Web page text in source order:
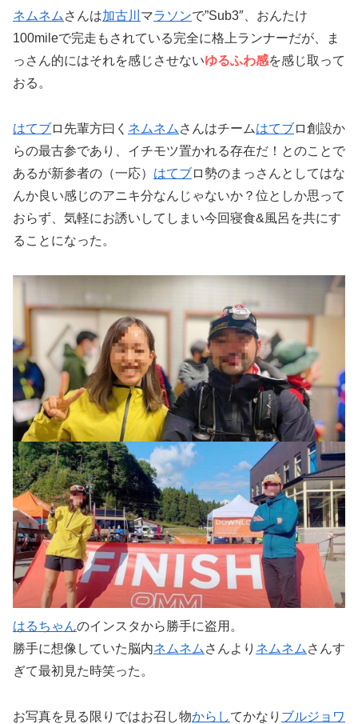
ネムネム さんは加古川 マラソンで”Sub3″、おんたけ
100mileで完走もされている完全に格上ランナーだが、ま
っさん的にはそれを感じさせないゆるふわ感を感じ取って
おる。
はてブロ先輩方曰く ネムネム さんはチームはてブロ創設か
らの最古参であり、イチモツ置かれる存在だ！とのことで
あるが新参者の（一応） はてブロ勢のまっさんとしてはな
んか良い感じのアニキ分なんじゃないか？位としか思って
おらず、気軽にお誘いしてしまい今回寝食&風呂を共にす
ることになった。
はるちゃんのインスタから勝手に盗用。
勝手に想像していた脳内ネムネム さんより ネムネム さんす
ぎて最初見た時笑った。
お写真を見る限りではお召し物からしてかなり ブルジョワ